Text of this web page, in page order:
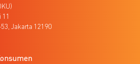
11
Jakarta 12190